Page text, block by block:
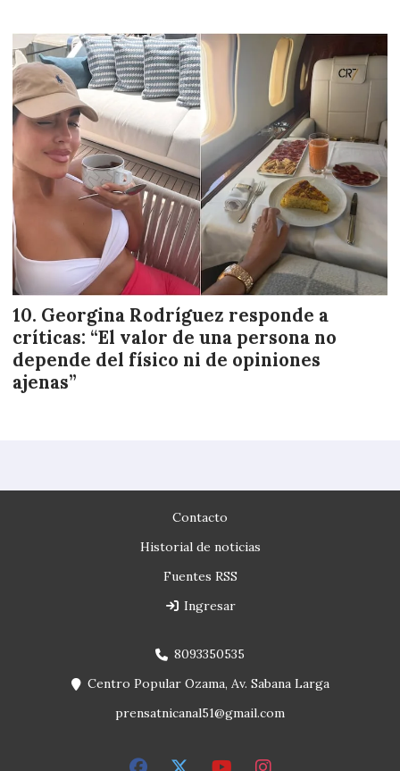
Georgina Rodríguez responde a
críticas: “El valor de una persona no
depende del físico ni de opiniones
ajenas”
Contacto
Historial de noticias
Fuentes RSS
Ingresar
8093350535
Centro Popular Ozama, Av. Sabana Larga
prensatnicanal51@gmail.com